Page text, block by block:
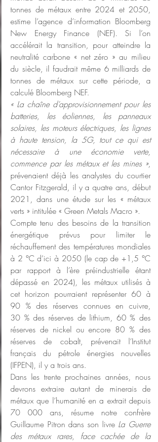
tonnes de métaux entre 2024 et 2050,
estime l’agence d’information Bloomberg
New Energy Finance (NEF). Si l’on
accélérait la transition, pour atteindre la
neutralité carbone « net zéro » au milieu
du siècle, il faudrait même 6 milliards de
tonnes de métaux sur cette période, a
calculé Bloomberg NEF.
« La chaîne d’approvisionnement pour les
batteries, les éoliennes, les panneaux
solaires, les moteurs électriques, les lignes
à haute tension, la 5G, tout ce qui est
nécessaire à une économie verte,
commence par les métaux et les mines »,
prévenaient déjà les analystes du courtier
Cantor Fitzgerald, il y a quatre ans, début
2021, dans une étude sur les « métaux
verts » intitulée « Green Metals Macro ».
Compte tenu des besoins de la transition
énergétique prévus pour limiter le
réchauffement des températures mondiales
à 2 °C d’ici à 2050 (le cap de +1,5 °C
par rapport à l’ère préindustrielle étant
dépassé en 2024), les métaux utilisés à
cet horizon pourraient représenter 60 à
90 % des réserves connues en cuivre,
30 % des réserves de lithium, 60 % des
réserves de nickel ou encore 80 % des
réserves de cobalt, prévenait l’Institut
français du pétrole énergies nouvelles
(IFPEN), il y a trois ans.
Dans les trente prochaines années, nous
devrons extraire autant de minerais de
métaux que l’humanité en a extrait depuis
70 000 ans, résume notre confrère
Guillaume Pitron dans son livre La Guerre
des métaux rares, face cachée de la